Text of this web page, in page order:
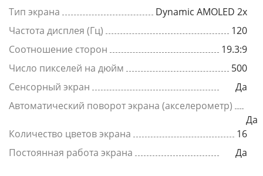
Тип экрана
Dynamic AMOLED 2x
Частота дисплея (Гц)
120
Соотношение сторон
19.3:9
Число пикселей на дюйм
500
Сенсорный экран
Да
Автоматический поворот экрана (акселерометр)
Да
Количество цветов экрана
16
Постоянная работа экрана
Да